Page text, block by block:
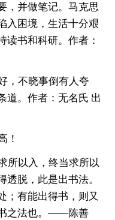
，并做笔记。马克思
入困境，生活十分艰
读书和科研。作者：
，不晓事倒有人夸
道。作者：无名氏 出
！
所以入，终当求所以
透脱，此是出书法。
；有能出得书，则又
之法也。——陈善